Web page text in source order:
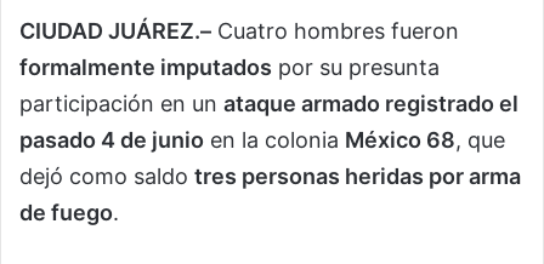
CIUDAD JUÁREZ.– Cuatro hombres fueron
formalmente imputados por su presunta
participación en un ataque armado registrado el
pasado 4 de junio en la colonia México 68, que
dejó como saldo tres personas heridas por arma
de fuego.